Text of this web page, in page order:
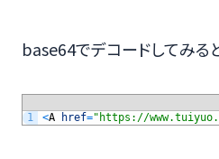
base64でデコードしてみると
1 <A href="https://